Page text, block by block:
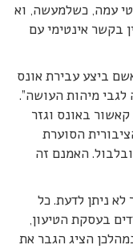
עמה, כשלמעשה, וא
בקשר אינטימי עם
ביצע עבירת אונס
מיהות העושה”.
באונס וגזר
הסוערת
האמנם זה
ניתן לדעת. כל
בעסקת הטיעון,
הציג הגבר את